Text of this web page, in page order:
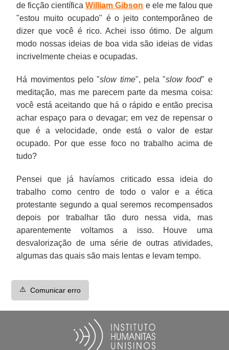
de ficção científicaWilliam Gibson e ele me falou que
"estou muito ocupado" é o jeito contemporâneo de
dizer que você é rico. Achei isso ótimo. De algum
modo nossas ideias de boa vida são ideias de vidas
incrivelmente cheias e ocupadas.
Há movimentos pelo "slow time", pela "slow food" e
meditação, mas me parecem parte da mesma coisa:
você está aceitando que há o rápido e então precisa
achar espaço para o devagar; em vez de repensar o
que é a velocidade, onde está o valor de estar
ocupado. Por que esse foco no trabalho acima de
tudo?
Pensei que já havíamos criticado essa ideia do
trabalho como centro de todo o valor e a ética
protestante segundo a qual seremos recompensados
depois por trabalhar tão duro nessa vida, mas
aparentemente voltamos a isso. Houve uma
desvalorização de uma série de outras atividades,
algumas das quais são mais lentas e levam tempo.
⚠️ Comunicar erro